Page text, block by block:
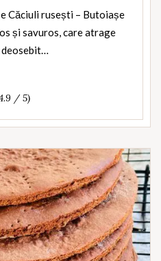
Căciuli rusești – Butoiașe
și savuros, care atrage
deosebit…
/ 5)